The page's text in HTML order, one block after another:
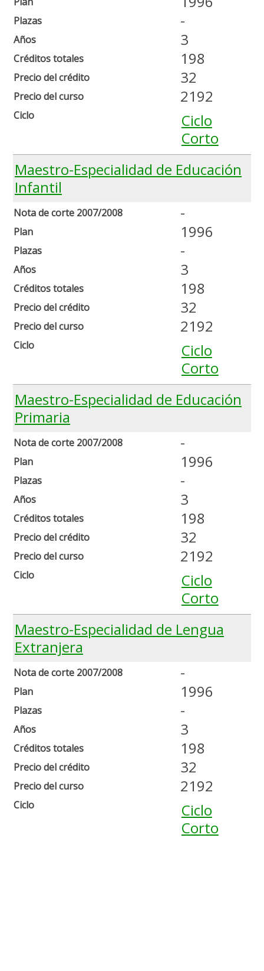
Plazas
Años
Créditos totales
Precio del crédito
Precio del curso
Ciclo
-
3
198
32
2192
Ciclo
Corto
Maestro-Especialidad de Educación
Infantil
Nota de corte 2007/2008
Plan
Plazas
Años
Créditos totales
Precio del crédito
Precio del curso
Ciclo
-
1996
-
3
198
32
2192
Ciclo
Corto
Maestro-Especialidad de Educación
Primaria
Nota de corte 2007/2008
Plan
Plazas
Años
Créditos totales
Precio del crédito
Precio del curso
Ciclo
-
1996
-
3
198
32
2192
Ciclo
Corto
Maestro-Especialidad de Lengua
Extranjera
Nota de corte 2007/2008
Plan
Plazas
Años
Créditos totales
Precio del crédito
Precio del curso
Ciclo
-
1996
-
3
198
32
2192
Ciclo
Corto